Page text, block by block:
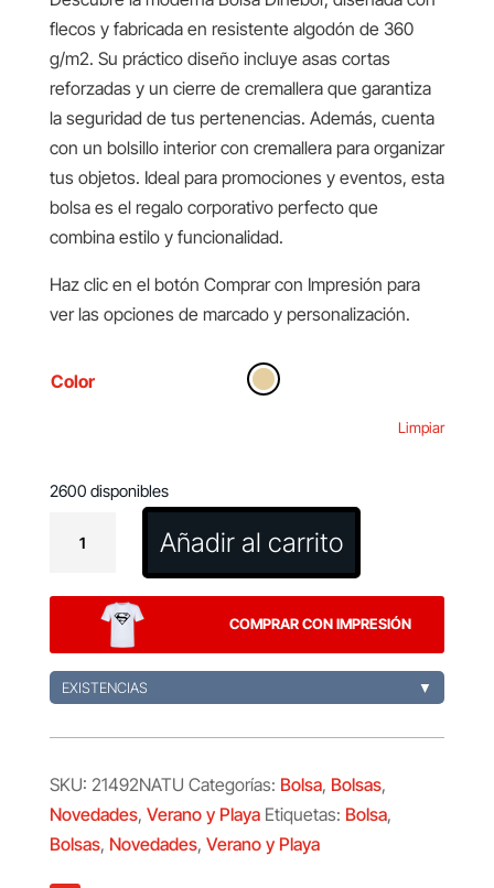
flecos y fabricada en resistente algodón de 360
g/m2. Su práctico diseño incluye asas cortas
reforzadas y un cierre de cremallera que garantiza
la seguridad de tus pertenencias. Además, cuenta
con un bolsillo interior con cremallera para organizar
tus objetos. Ideal para promociones y eventos, esta
bolsa es el regalo corporativo perfecto que
combina estilo y funcionalidad.
Haz clic en el botón Comprar con Impresión para
ver las opciones de marcado y personalización.
Color
Limpiar
2600 disponibles
Dinebor
Añadir al carrito
COMPRAR CON IMPRESIÓN
EXISTENCIAS ▼
SKU: 21492NATU Categorías: Bolsa, Bolsas,
Novedades, Verano y Playa Etiquetas: Bolsa,
Bolsas, Novedades, Verano y Playa